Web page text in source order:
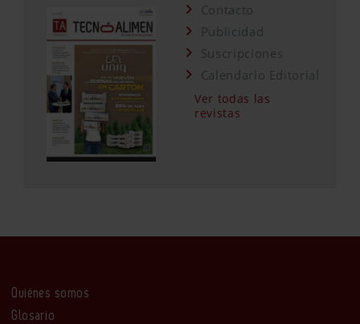
Contacto
Publicidad
Suscripciones
Calendario Editorial
Ver todas las
revistas
Quiénes somos
Glosario